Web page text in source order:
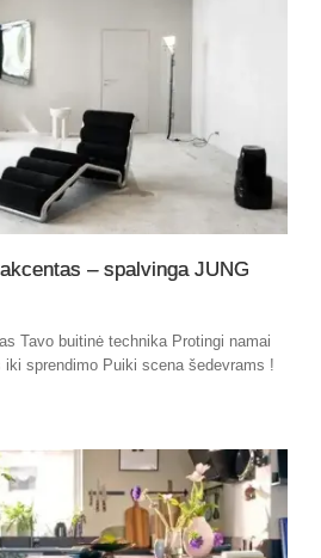
– spalvinga JUNG
Tavo buitinė technika Protingi namai
sprendimo Puiki scena šedevrams !